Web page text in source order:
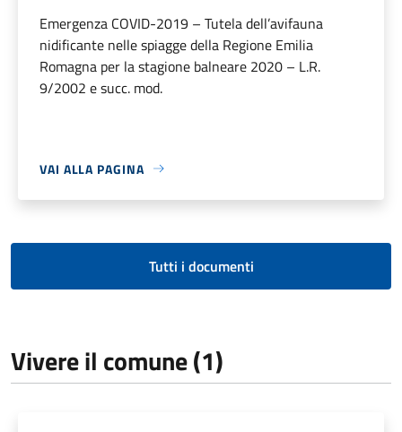
Emergenza COVID-2019 – Tutela dell’avifauna
nidificante nelle spiagge della Regione Emilia
Romagna per la stagione balneare 2020 – L.R.
9/2002 e succ. mod.
VAI ALLA PAGINA
Tutti i documenti
Vivere il comune (1)